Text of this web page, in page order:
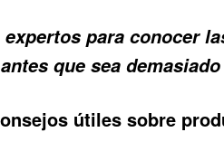
para conocer
que sea
útiles sobre